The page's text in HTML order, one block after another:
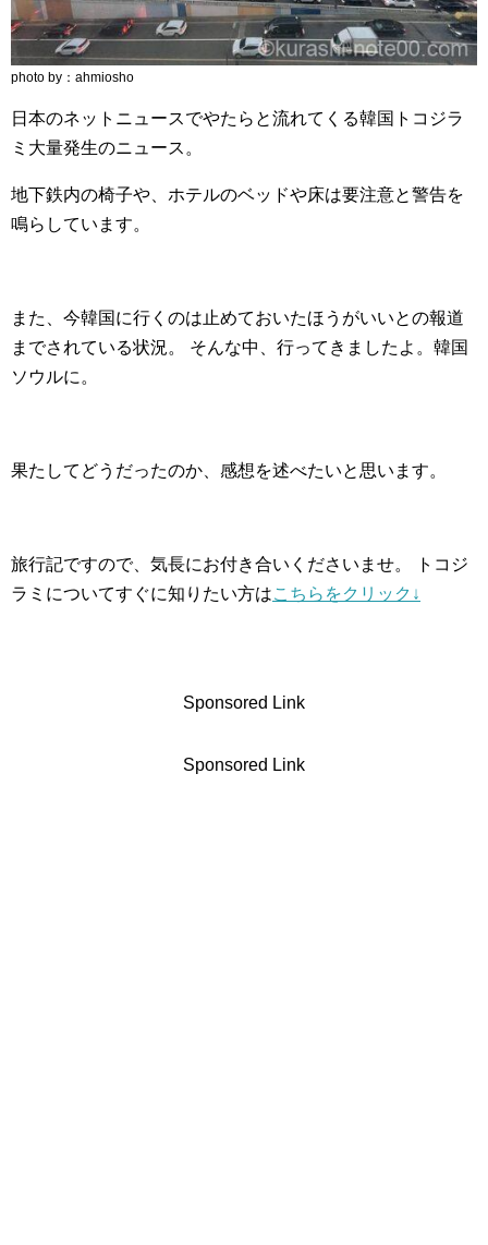
photo by：ahmiosho
日本のネットニュースでやたらと流れてくる韓国トコジラ
ミ大量発生のニュース。
地下鉄内の椅子や、ホテルのベッドや床は要注意と警告を
鳴らしています。
また、今韓国に行くのは止めておいたほうがいいとの報道
までされている状況。 そんな中、行ってきましたよ。韓国
ソウルに。
果たしてどうだったのか、感想を述べたいと思います。
旅行記ですので、気長にお付き合いくださいませ。 トコジ
ラミについてすぐに知りたい方はこちらをクリック↓
Sponsored Link
Sponsored Link